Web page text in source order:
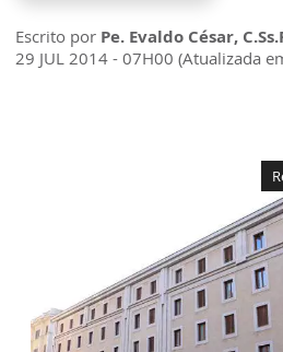
Escrito por Pe. Evaldo César,
29 JUL 2014 - 07H00 (Atualizada